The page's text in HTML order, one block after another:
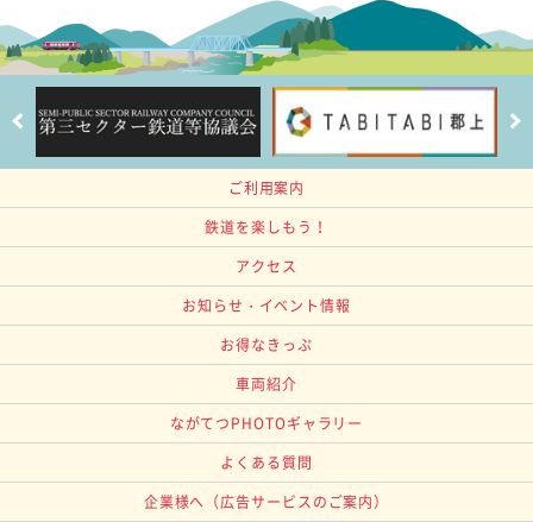
ご利用案内
鉄道を楽しもう！
アクセス
お知らせ・イベント情報
お得なきっぷ
車両紹介
ながてつPHOTOギャラリー
よくある質問
企業様へ （広告サービスのご案内）